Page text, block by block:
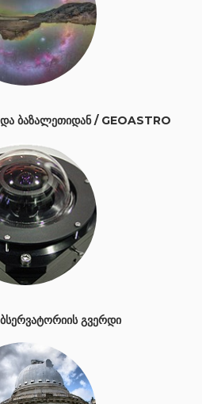
ᲑᲐᲖᲐᲚᲔᲗᲘᲓᲐᲜ / GEOASTRO
ᲒᲕᲔᲠᲓᲘ